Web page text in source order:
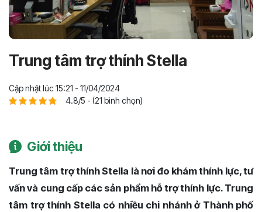
Trung tâm trợ thính Stella
Cập nhật lúc 15:21 - 11/04/2024
4.8/5 - (21 bình chọn)
Giới thiệu
Trung tâm trợ thính Stella là nơi đo khám thính lực, tư
vấn và cung cấp các sản phẩm hỗ trợ thính lực. Trung
tâm trợ thính Stella có nhiều chi nhánh ở Thành phố